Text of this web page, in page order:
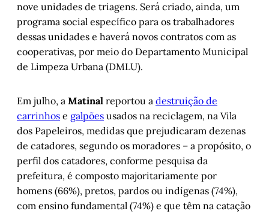
nove unidades de triagens. Será criado, ainda, um
programa social específico para os trabalhadores
dessas unidades e haverá novos contratos com as
cooperativas, por meio do Departamento Municipal
de Limpeza Urbana (DMLU).
Em julho, a Matinal reportou a destruição de
carrinhos e galpões usados na reciclagem, na Vila
dos Papeleiros, medidas que prejudicaram dezenas
de catadores, segundo os moradores – a propósito, o
perfil dos catadores, conforme pesquisa da
prefeitura, é composto majoritariamente por
homens (66%), pretos, pardos ou indígenas (74%),
com ensino fundamental (74%) e que têm na catação